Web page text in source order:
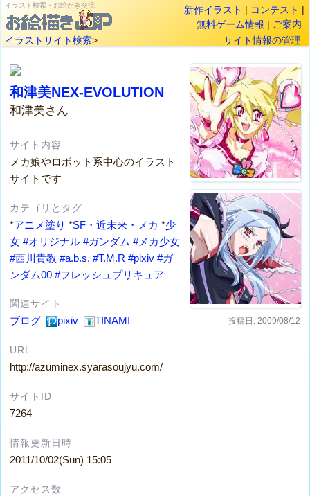
イラスト検索・お絵かき交流 新作イラスト | コンテスト |
無料ゲーム情報 | ご案内
イラストサイト検索> サイト情報の管理
投稿日: 2009/08/12
和津美NEX-EVOLUTION
和津美さん
サイト内容
メカ娘やロボット系中心のイラスト
サイトです
カテゴリとタグ
*アニメ塗り *SF・近未来・メカ *少
女 #オリジナル #ガンダム #メカ少女
#西川貴教 #a.b.s. #T.M.R #pixiv #ガ
ンダム00 #フレッシュプリキュア
関連サイト
ブログ pixiv TINAMI
URL
http://azuminex.syarasoujyu.com/
サイトID
7264
情報更新日時
2011/10/02(Sun) 15:05
アクセス数